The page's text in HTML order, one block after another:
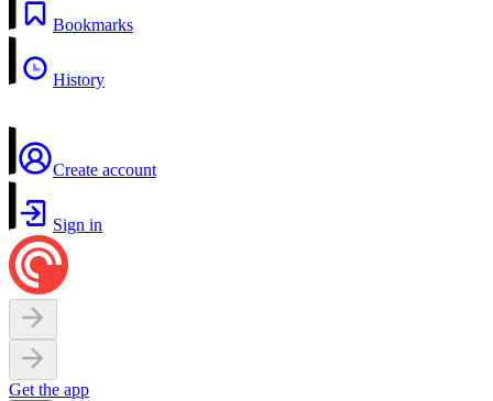
Bookmarks
History
Create account
Sign in
Get the app